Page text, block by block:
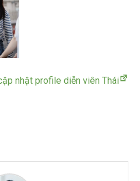
nhật profile diễn viên Thái